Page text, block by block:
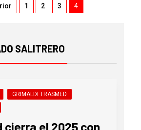
1 2 3 4
SALITRERO
GRIMALDI TRASMED
cierra el 2025 con